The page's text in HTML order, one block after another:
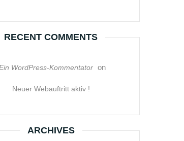
RECENT COMMENTS
WordPress-Kommentator on
Neuer Webauftritt aktiv !
ARCHIVES